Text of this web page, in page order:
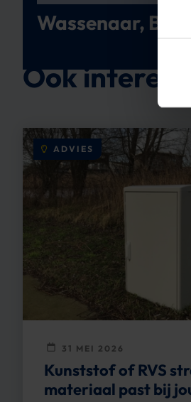
Wassenaar,
Ook
Kunststof of RVS
materiaal past bij
31 MEI 2026
ADVIES